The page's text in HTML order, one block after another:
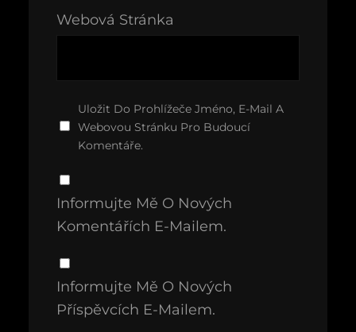
Webová Stránka
Uložit Do Prohlížeče Jméno, E-Mail A
Webovou Stránku Pro Budoucí
Komentáře.
Informujte Mě O Nových
Komentářích E-Mailem.
Informujte Mě O Nových
Příspěvcích E-Mailem.